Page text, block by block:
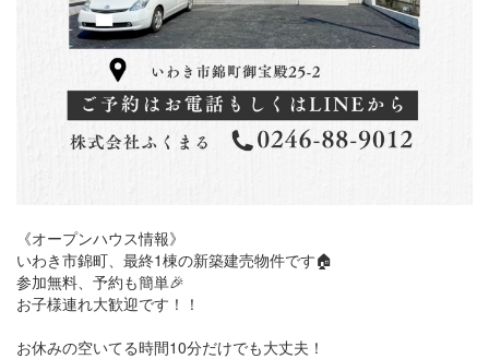
《オープンハウス情報》
いわき市錦町、最終1棟の新築建売物件です🏠
参加無料、予約も簡単🎉
お子様連れ大歓迎です！！
お休みの空いてる時間10分だけでも大丈夫！